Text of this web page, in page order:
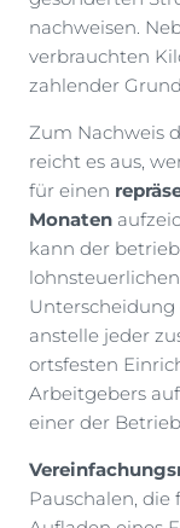
nachweisen.
verbrauchten
zahlender
Zum Nachweis
reicht es aus,
für einen
Monaten
kann der
anstelle jeder
ortsfesten
Arbeitgebers
einer der
Pauschalen,